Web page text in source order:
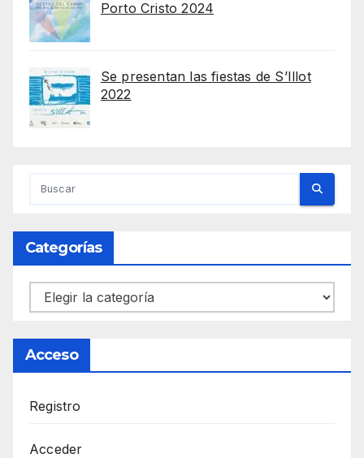
Porto Cristo 2024
Se presentan las fiestas de S’Illot
2022
Categorías
Categorías
Acceso
Registro
Acceder